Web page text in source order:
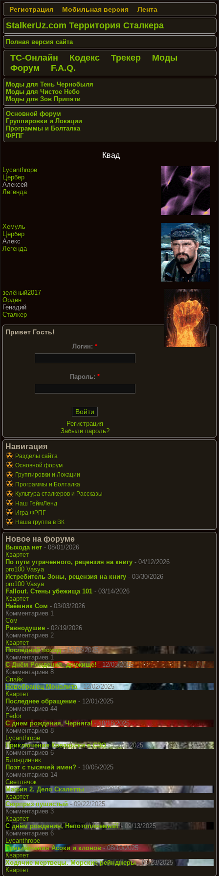
Регистрация Мобильная версия Лента
StalkerUz.com Территория Сталкера
Полная версия сайта
ТС-Онлайн Кодекс Трекер
Моды
Форум
F.A.Q.
Моды для Тень Чернобыля
Моды для Чистое Небо
Моды для Зов Припяти
Основной форум
Группировки и Локации
Программы и Болталка
ФРПГ
Квад
Lycanthrope
Цербер
Алексей
Легенда
Хемуль
Цербер
Алекс
Легенда
зелёный2017
Орден
Генадий
Сталкер
Привет Гость!
Логин:*
Пароль:*
Регистрация
Забыли пароль?
Навигация
Разделы сайта
Основной форум
Группировки и Локации
Программы и Болталка
Культура сталкеров и Рассказы
Наш ГеймЛенд
Игра ФРПГ
Наша группа в ВК
Новое на форуме
Выхода нет - 08/01/2026
Квартет
По пути утраченного, рецензия на книгу - 04/12/2026
pro100 Vasya
Истребитель Зоны, рецензия на книгу - 03/30/2026
pro100 Vasya
Fallout. Стены убежища 101 - 03/14/2026
Квартет
Наёмник Сом - 03/03/2026
Комментариев 1
Сом
Равнодушие - 02/19/2026
Комментариев 2
Квартет
Последний поход- 12/08/2025
Комментариев 1
С Днём Рождения, дружище! - 12/03/2025
Комментариев 8
Спайк
Новобранец Монолита - 12/02/2025
Квартет
Последнее обращение - 12/01/2025
Комментариев 44
Fedor
С днем рождения, Черняга!- 10/18/2025
Комментариев 8
Lycanthrope
Приключения Ковальски в СЗО- 10/07/2025
Комментариев 6
Блондинчик
Поэт с тысячей имен? - 10/05/2025
Комментариев 14
Светлячок
Мафия 2. Дело Скалетты
- 09/29/2025
Квартет
Сюрприз пушистый - 09/22/2025
Комментариев 3
Квартет
С днём рождения, Непотопляемый!- 09/13/2025
Комментариев 6
Lycanthrope
Приключения Асоки и клонов- 08/10/2025
Квартет
Ходячие мертвецы. Морские рейнджеры- 06/23/2025
Квартет